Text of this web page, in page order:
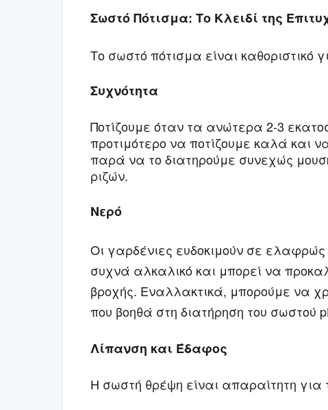
Σωστό Πότισμα: Το Κλειδί της
Το σωστό πότισμα είναι καθοριστικό
Συχνότητα
Ποτίζουμε όταν τα ανώτερα 2-3
προτιμότερο να ποτίζουμε καλά
παρά να το διατηρούμε συνεχώς
ριζών.
Νερό
Οι γαρδένιες ευδοκιμούν σε ελαφρώς
συχνά αλκαλικό και μπορεί να
βροχής. Εναλλακτικά, μπορούμε να
που βοηθά στη διατήρηση του σωστού
Λίπανση και Έδαφος
Η σωστή θρέψη είναι απαραίτητη